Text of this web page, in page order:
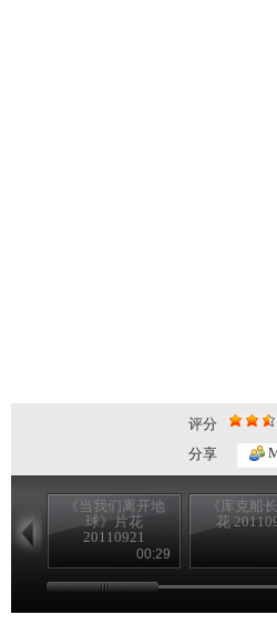
评分
分享
《当我们离开地
球》片花
20110921
00:29
《库克船
花